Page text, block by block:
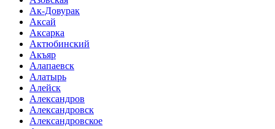
Ак-Довурак
Аксай
Аксарка
Актюбинский
Акъяр
Алапаевск
Алатырь
Алейск
Александров
Александровск
Александровское